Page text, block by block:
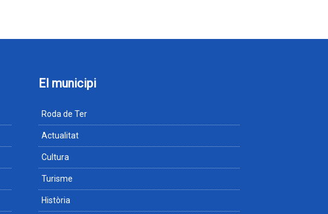
El municipi
Roda de Ter
Actualitat
Cultura
Turisme
Història